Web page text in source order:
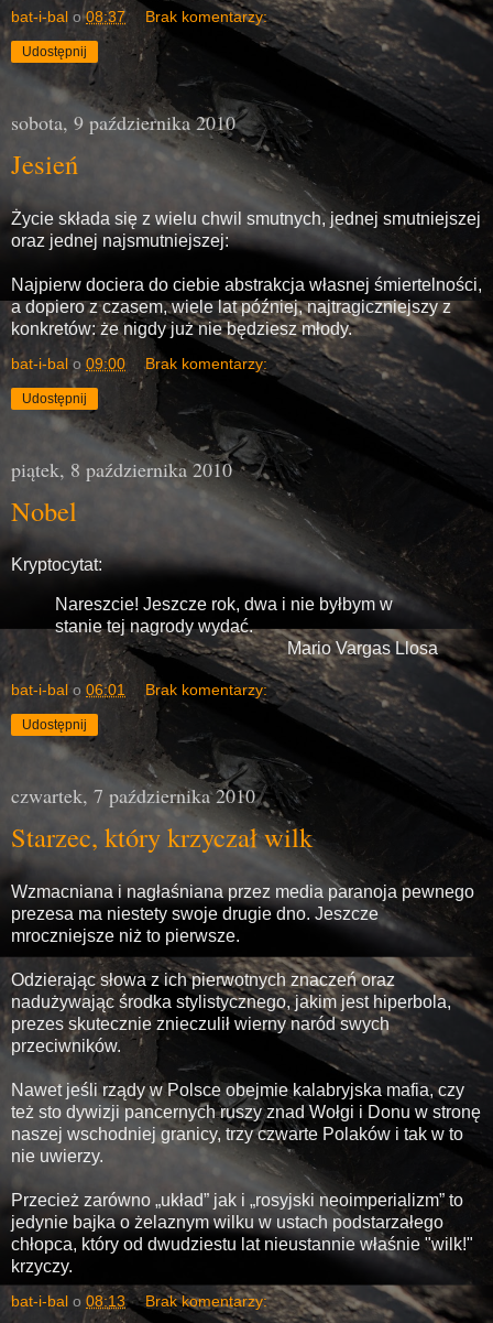
bat-i-bal o08:37 Brak komentarzy:
Udostępnij
sobota, 9 października 2010
Jesień
Życie składa się z wielu chwil smutnych, jednej smutniejszej
oraz jednej najsmutniejszej:
Najpierw dociera do ciebie abstrakcja własnej śmiertelności,
a dopiero z czasem, wiele lat później, najtragiczniejszy z
konkretów: że nigdy już nie będziesz młody.
bat-i-bal o 09:00 Brak komentarzy:
Udostępnij
piątek, 8 października 2010
Nobel
Kryptocytat:
Nareszcie! Jeszcze rok, dwa i nie byłbym w
stanie tej nagrody wydać.
Mario Vargas Llosa
bat-i-bal o 06:01 Brak komentarzy:
Udostępnij
czwartek, 7 października 2010
Starzec, który krzyczał wilk
Wzmacniana i nagłaśniana przez media paranoja pewnego
prezesa ma niestety swoje drugie dno. Jeszcze
mroczniejsze niż to pierwsze.
Odzierając słowa z ich pierwotnych znaczeń oraz
nadużywając środka stylistycznego, jakim jest hiperbola,
prezes skutecznie znieczulił wierny naród swych
przeciwników.
Nawet jeśli rządy w Polsce obejmie kalabryjska mafia, czy
też sto dywizji pancernych ruszy znad Wołgi i Donu w stronę
naszej wschodniej granicy, trzy czwarte Polaków i tak w to
nie uwierzy.
Przecież zarówno „układ” jak i „rosyjski neoimperializm” to
jedynie bajka o żelaznym wilku w ustach podstarzałego
chłopca, który od dwudziestu lat nieustannie właśnie "wilk!"
krzyczy.
bat-i-bal o 08:13 Brak komentarzy: